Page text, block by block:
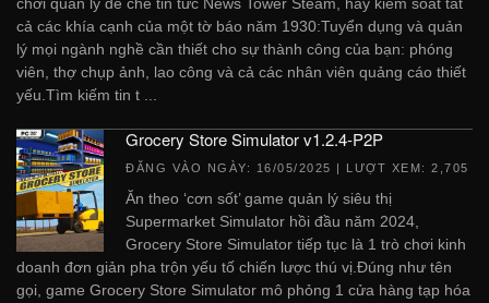
cả các khía cạnh của một tờ báo năm 1930:Tuyển dụng và quản
lý mọi ngành nghề cần thiết cho sự thành công của bạn: phóng
viên, thợ chụp ảnh, lao công và cả các nhân viên quảng cáo thiết
yếu.Tìm kiếm tin t ...
Grocery Store Simulator v1.2.4-P2P
ĐĂNG VÀO NGÀY: 16/05/2025 | LƯỢT XEM: 2,705
Ăn theo ‘cơn sốt’ game quản lý siêu thị
Supermarket Simulator hồi đầu năm 2024,
Grocery Store Simulator tiếp tục là 1 trò chơi kinh
doanh đơn giản pha trộn yếu tố chiến lược thú vị.Đúng như tên
gọi, game Grocery Store Simulator mô phỏng 1 cửa hàng tạp hóa